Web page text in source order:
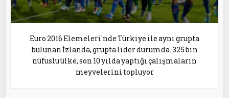
Euro 2016 Elemeleri'nde Türkiye ile aynı grupta
bulunan İzlanda, grupta lider durumda. 325 bin
nüfuslu ülke, son 10 yılda yaptığı çalışmaların
meyvelerini topluyor